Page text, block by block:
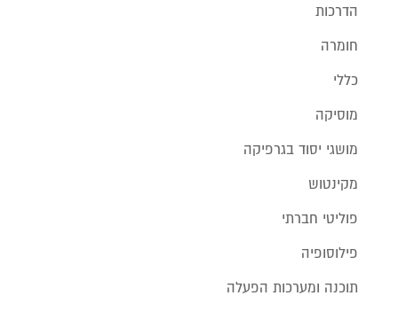
הדרכות
חומרה
כללי
מוסיקה
מושגי יסוד בגרפיקה
מקינטוש
פוליטי חברתי
פילוסופיה
תוכנה ומערכות הפעלה